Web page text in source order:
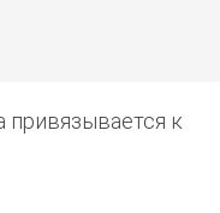
привязывается к